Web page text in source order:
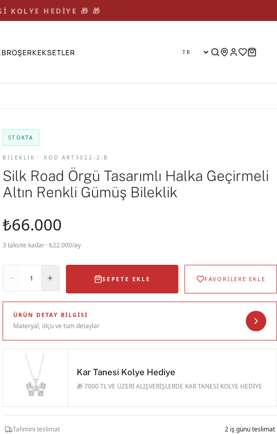
KOLYE HEDİYE 🎁 🎁
BROŞERKEKSETLER
STOKTA
BİLEKLİK · KOD ART3022-2-B
Silk Road Örgü Tasarımlı Halka Geçirmeli
Altın Renkli Gümüş Bileklik
₺66.000
3 taksite kadar · ₺22.000/ay
1 SEPETE EKLE FAVORİLERE EKLE
ÜRÜN DETAY BILGISI
Materyal, ölçü ve tüm detaylar
Kar Tanesi Kolye Hediye
🎁 7000 TL VE ÜZERİ ALIŞVERİŞLERDE KAR TANESİ KOLYE HEDİYE
Tahmini teslimat 2 iş günü teslimat